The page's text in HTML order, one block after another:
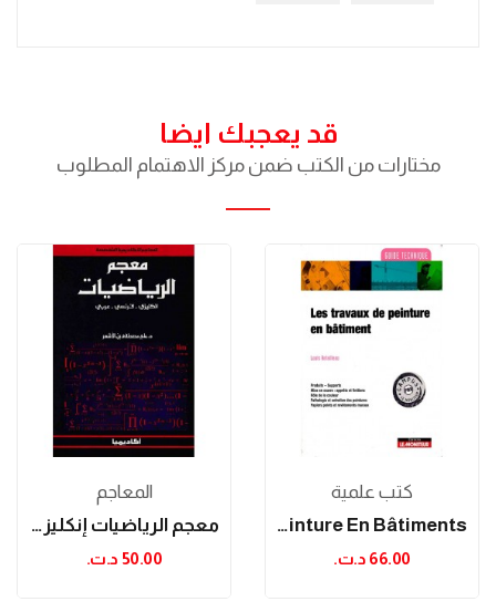
قد يعجبك ايضا
مختارات من الكتب ضمن مركز الاهتمام المطلوب
المعاجم
معجم الرياضيات إنكليزي-فرنسي-عربي
50.00 د.ت.‏
كتب علمية
Les Travaux De Peinture En Bâtiments
66.00 د.ت.‏